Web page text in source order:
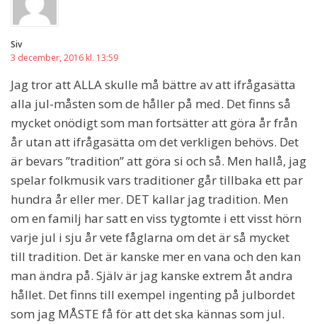
Siv
3 december, 2016 kl. 13:59
Jag tror att ALLA skulle må bättre av att ifrågasätta
alla jul-måsten som de håller på med. Det finns så
mycket onödigt som man fortsätter att göra år från
år utan att ifrågasätta om det verkligen behövs. Det
är bevars ”tradition” att göra si och så. Men hallå, jag
spelar folkmusik vars traditioner går tillbaka ett par
hundra år eller mer. DET kallar jag tradition. Men
om en familj har satt en viss tygtomte i ett visst hörn
varje jul i sju år vete fåglarna om det är så mycket
till tradition. Det är kanske mer en vana och den kan
man ändra på. Själv är jag kanske extrem åt andra
hållet. Det finns till exempel ingenting på julbordet
som jag MÅSTE få för att det ska kännas som jul.